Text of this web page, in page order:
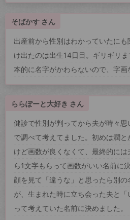
そばかす さん
出産前から性別はわかっていたに
け出たのは出生14日目。ギリギリ
本的に名字がかわらないので、字画
ららぽーと大好き さん
健診で性別が判ってから夫が時々
で調べて考えてました。初めは潤
けど画数が良くなくて、最終的に
ら1文字もらって画数がいい名前に
顔を見て「違うな」と思ったら別
が、生まれた時に立ち会った夫と
って考えていた名前に決めました。